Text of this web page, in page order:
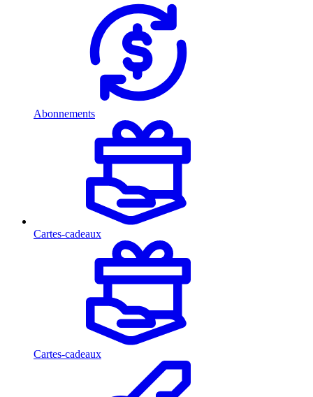
Abonnements
Cartes-cadeaux
Cartes-cadeaux